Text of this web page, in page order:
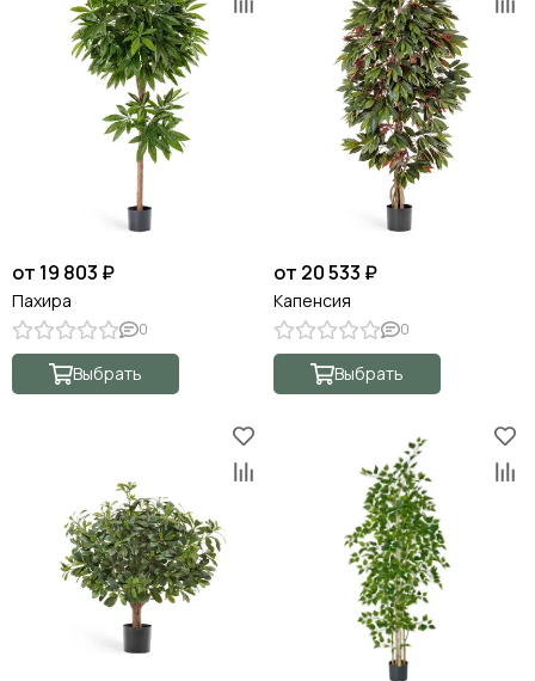
от 19 803 ₽
Пахира
0
Выбрать
от 20 533 ₽
Капенсия
0
Выбрать